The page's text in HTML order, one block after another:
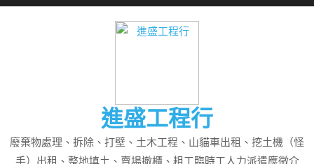
進盛工程行
廢棄物處理、拆除、打壁、土木工程、山貓車出租、挖土機（怪
手）出租、整地填土、賣場撤櫃、粗工臨時工人力派遣應徵介